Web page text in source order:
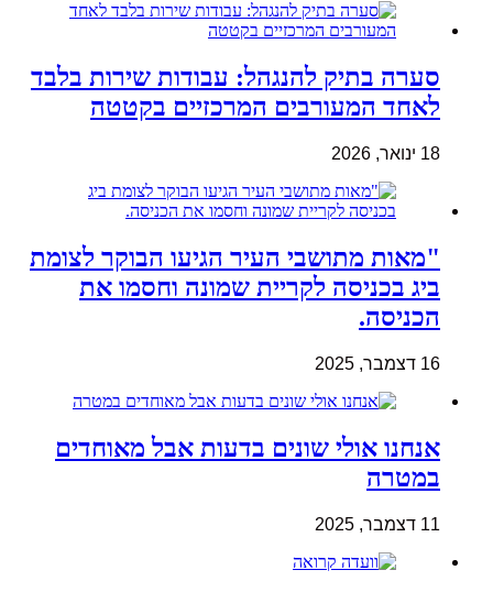
סערה בתיק להנגהל: עבודות שירות בלבד
לאחד המעורבים המרכזיים בקטטה
18 ינואר, 2026
"מאות מתושבי העיר הגיעו הבוקר לצומת
ביג בכניסה לקריית שמונה וחסמו את
הכניסה.
16 דצמבר, 2025
אנחנו אולי שונים בדעות אבל מאוחדים
במטרה
11 דצמבר, 2025